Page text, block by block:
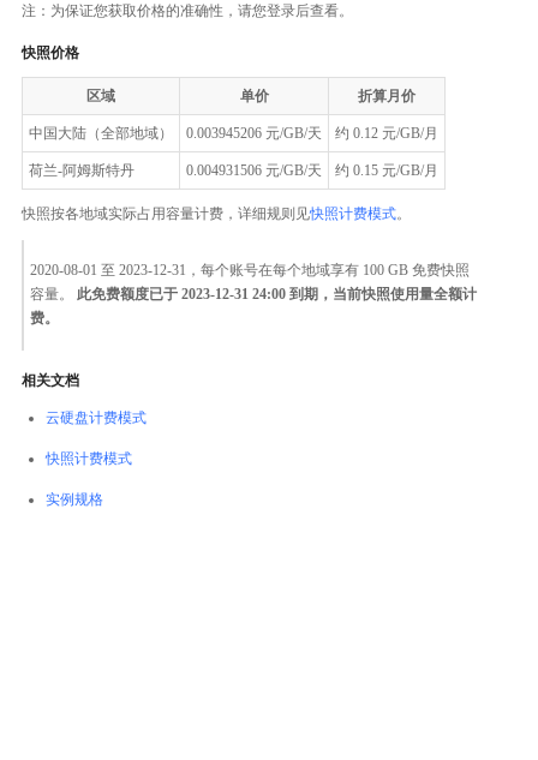
注：为保证您获取价格的准确性，请您登录后查看。
快照价格
区域 单价 折算月价
中国大陆（全部地域） 0.003945206 元/GB/天 约 0.12 元/GB/月
荷兰-阿姆斯特丹 0.004931506 元/GB/天 约 0.15 元/GB/月
快照按各地域实际占用容量计费，详细规则见快照计费模式。
2020-08-01 至 2023-12-31，每个账号在每个地域享有 100 GB 免费快照
容量。 此免费额度已于 2023-12-31 24:00 到期，当前快照使用量全额计
费。
相关文档
云硬盘计费模式
快照计费模式
实例规格